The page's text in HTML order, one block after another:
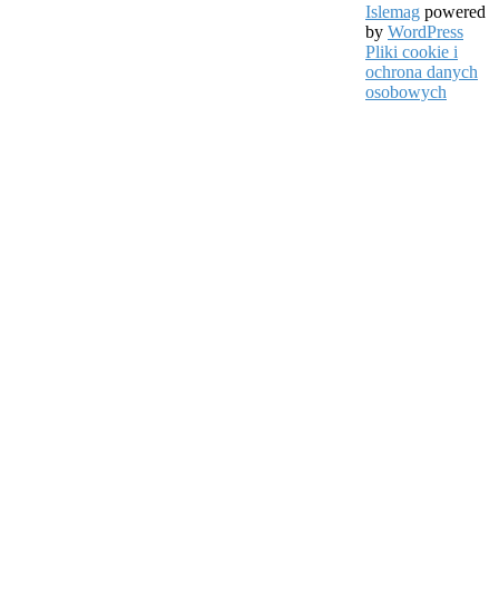
Islemag powered
by WordPress
Pliki cookie i
ochrona danych
osobowych